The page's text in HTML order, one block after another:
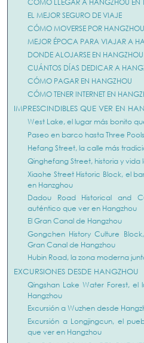
CÓMO LLEGAR A HANGZHOU EN
EL MEJOR SEGURO DE VIAJE
CÓMO MOVERSE POR HANGZHOU
MEJOR ÉPOCA PARA VIAJAR A
DONDE ALOJARSE EN HANGZHOU
CUÁNTOS DÍAS DEDICAR A
CÓMO PAGAR EN HANGZHOU
CÓMO TENER INTERNET EN
IMPRESCINDIBLES QUE VER EN
West Lake, el lugar más bonito
Paseo en barco hasta Three
Hefang Street, la calle más
Qinghefang Street, historia y vida
Xiaohe Street Historic Block, el
en Hanzghou
Dadou Road Historical and
auténtico que ver en Hangzhou
El Gran Canal de Hangzhou
Gongchen History Culture
Gran Canal de Hangzhou
Hubin Road, la zona moderna
EXCURSIONES DESDE HANGZHOU
Qingshan Lake Water Forest,
Hangzhou
Excursión a Wuzhen desde
Excursión a Longjingcun, el
que ver en Hangzhou